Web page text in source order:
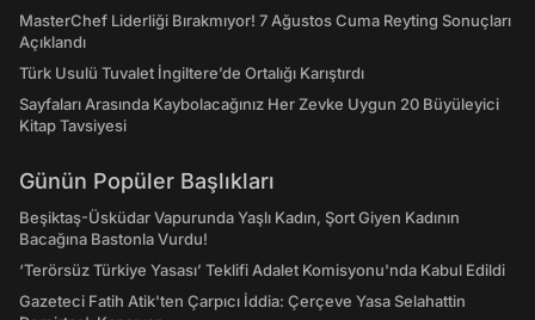
MasterChef Liderliği Bırakmıyor! 7 Ağustos Cuma Reyting Sonuçları
Açıklandı
Türk Usulü Tuvalet İngiltere’de Ortalığı Karıştırdı
Sayfaları Arasında Kaybolacağınız Her Zevke Uygun 20 Büyüleyici
Kitap Tavsiyesi
Günün Popüler Başlıkları
Beşiktaş-Üsküdar Vapurunda Yaşlı Kadın, Şort Giyen Kadının
Bacağına Bastonla Vurdu!
‘Terörsüz Türkiye Yasası’ Teklifi Adalet Komisyonu'nda Kabul Edildi
Gazeteci Fatih Atik'ten Çarpıcı İddia: Çerçeve Yasa Selahattin